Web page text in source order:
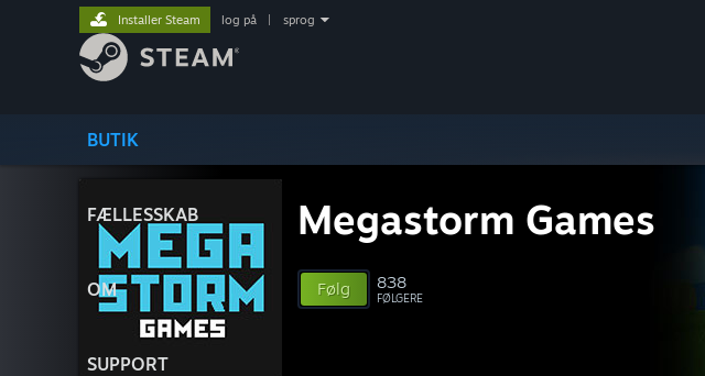
BUTIK
FÆLLESSKAB
OM
SUPPORT
Installer Steam log på sprog
Megastorm Games
Følg 838
FØLGERE